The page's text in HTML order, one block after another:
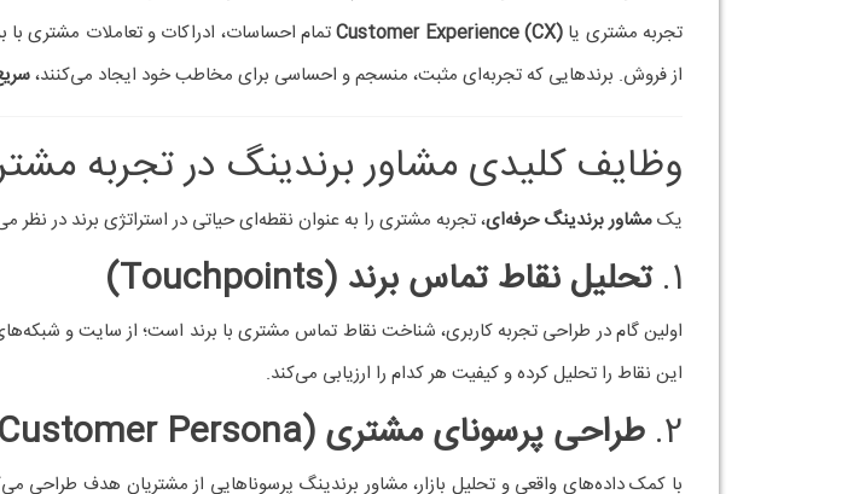
برنامه‌ریزی می‌کند.
نقش مشاور برندینگ در ایجاد وفاداری به
در بازاریابی مدرن، جذب مشتری کافی نیست ؛ آنچه برندها را سودآور می‌سازد، حفظ مشتری
احساسی مثبت است. در این میان، مشاور برندینگ نقش کلیدی دارد.
1. تعریف ارزش پیشنهادی متمایز (USP)
مشتری باید دلیل واضحی برای انتخاب و تکرار خرید از یک برند داشته باشد. مشاور
2. خلق تجربه عاطفی و معنا‌محور